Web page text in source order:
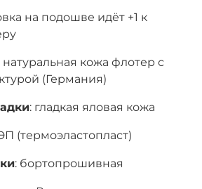
на подошве идёт +1 к
натуральная кожа флотер с
(Германия)
: гладкая яловая кожа
(термоэластопласт)
: бортопрошивная